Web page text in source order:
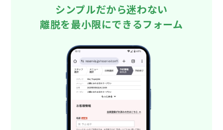
シンプルだから迷わない
離脱を最小限にできるフォーム